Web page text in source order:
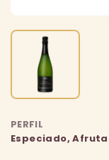
PERFIL
Especiado,